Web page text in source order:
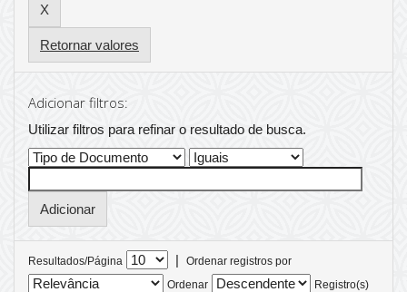
Retornar valores
Adicionar filtros:
Utilizar filtros para refinar o resultado de busca.
Resultados/Página |
Ordenar registros por
Ordenar
Registro(s)